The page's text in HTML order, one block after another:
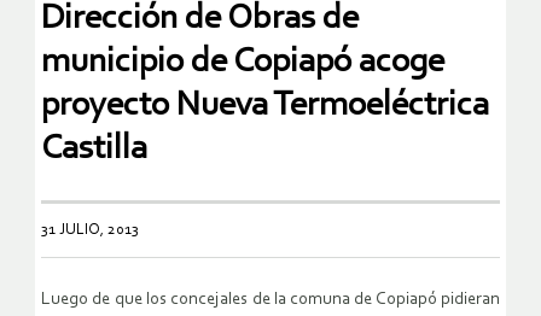
Dirección de Obras de
municipio de Copiapó acoge
proyecto Nueva Termoeléctrica
Castilla
31 JULIO, 2013
Luego de que los concejales de la comuna de Copiapó pidieran